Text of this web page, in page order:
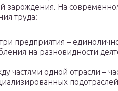
зарождения. На
труда:
предприятия –
на разновидности
частями одной отрасли –